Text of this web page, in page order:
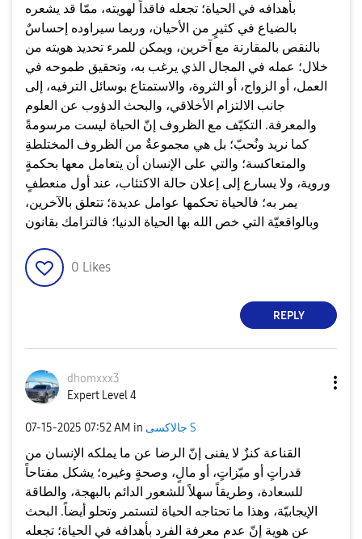
بأهدافه في الحياة؛ تجعله فاقداً لهويته، ممّا قد يشعره
بالضياع في كثيرٍ من الأحيان، وربما سيراوده إحساسٌ
بالنقص بالمقارنة مع آخرين، ويمكن للمرء تحديد هويته من
خلال؛ عمله في المجال الذي يرغب به، وتحقيق طموحه في
العمل، أو الزواج، أو الثروة، والاستمتاع بوسائل الترفيه، إلى
جانب الالتزام الأخلاقي، والبحث الدؤوب عن العلوم
والمعرفة. التكيّف مع الظروف إنّ الحياة ليست مرسومةً
كما نريد ونُحبّ؛ بل هي مجموعةٌ من الظروف المختلطةِ
والمتعاكسة؛ والتي على الإنسان أن يتعامل معها بحكمةٍ
وروية، ولا يسارع إلى إعلان حالة الاكتئاب، عند أول منعطفٍ
يمر به؛ فالحياة تحكمها عوامل عديدة؛ تتعلق بالآخرين،
وبالواقعيّة التي خص الله بها الحياة الدنيا؛ فالتزامك بقانون
0 Likes
REPLY
dhomxxx3
Expert Level 4
‎07-15-2025 07:52 AM in جالاكسى S
القناعة كنزٌ لا يفنى إنّ الرضا عن ما يملكه الإنسان من
قدراتٍ أو ميّزاتٍ، أو مالٍ، وصحةٍ وغيره؛ يشكل مفتاحاً
للسعادة، وطريقاً سهلاً للشعور الدائم بالبهجة، والطاقة
الإيجابيّة، وهذا ما تحتاجه الحياة لتستمر وتحلو أيضاً. البحث
عن هوية إنّ عدم معرفة الفرد بأهدافه في الحياة؛ تجعله